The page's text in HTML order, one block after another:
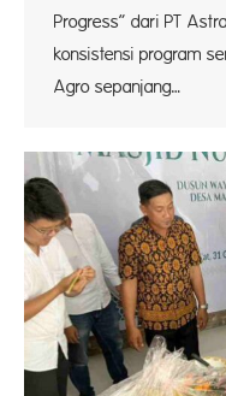
Progress” dari PT
konsistensi program
Agro sepanjang…